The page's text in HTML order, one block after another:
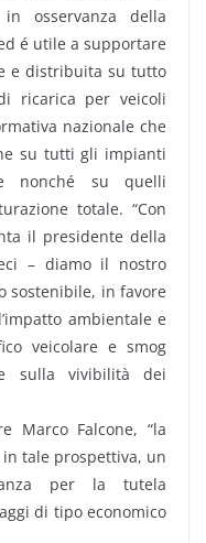
osservanza della
é utile a supportare
e distribuita su tutto
ricarica per veicoli
nazionale che
su tutti gli impianti
nonché su quelli
totale. “Con
il presidente della
– diamo il nostro
sostenibile, in favore
ambientale e
veicolare e smog
sulla vivibilità dei
Marco Falcone, “la
tale prospettiva, un
per la tutela
di tipo economico